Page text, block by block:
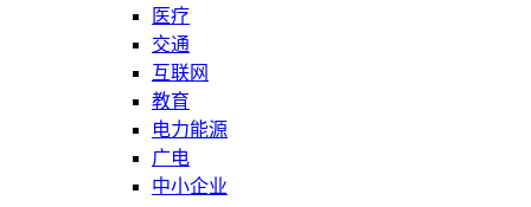
医疗
交通
互联网
教育
电力能源
广电
中小企业